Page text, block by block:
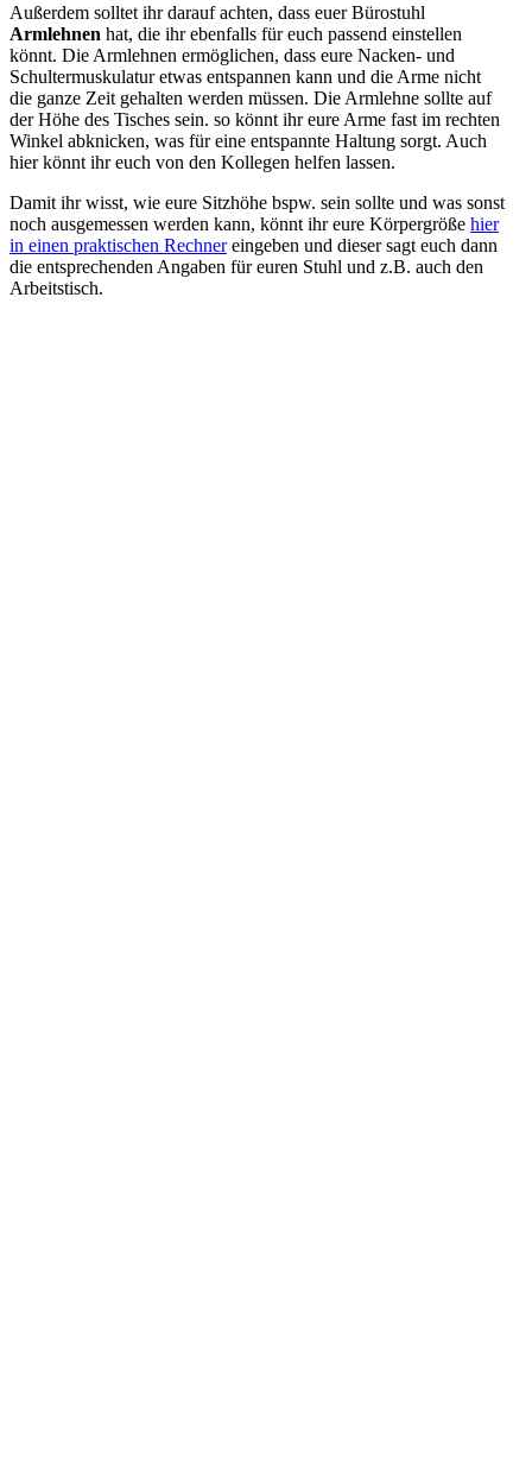
Außerdem solltet ihr darauf achten, dass euer Bürostuhl
Armlehnen hat, die ihr ebenfalls für euch passend einstellen
könnt. Die Armlehnen ermöglichen, dass eure Nacken- und
Schultermuskulatur etwas entspannen kann und die Arme nicht
die ganze Zeit gehalten werden müssen. Die Armlehne sollte auf
der Höhe des Tisches sein. so könnt ihr eure Arme fast im rechten
Winkel abknicken, was für eine entspannte Haltung sorgt. Auch
hier könnt ihr euch von den Kollegen helfen lassen.
Damit ihr wisst, wie eure Sitzhöhe bspw. sein sollte und was sonst
noch ausgemessen werden kann, könnt ihr eure Körpergröße hier
in einen praktischen Rechnereingeben und dieser sagt euch dann
die entsprechenden Angaben für euren Stuhl und z.B. auch den
Arbeitstisch.